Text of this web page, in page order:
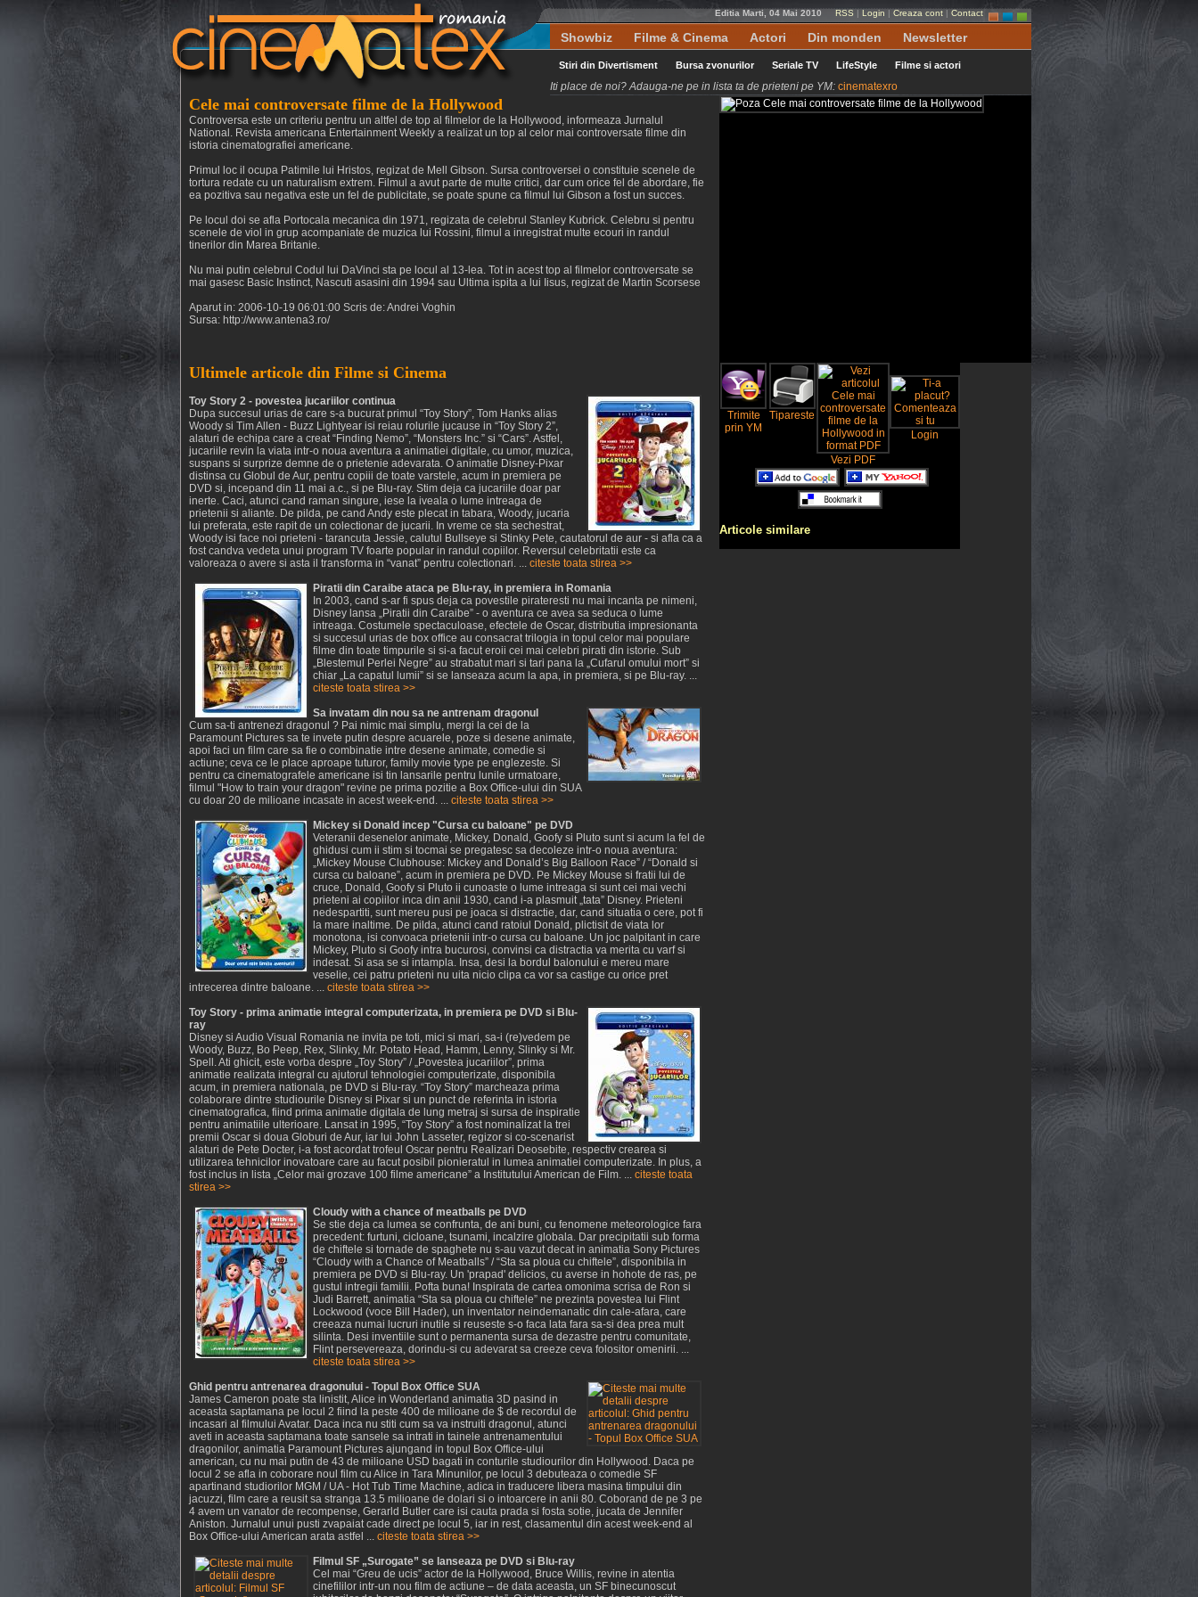
Editia Marti, 04 Mai 2010 RSS | Login | Creaza cont | Contact
Showbiz Filme & Cinema Actori Din monden Newsletter
Stiri din Divertisment Bursa zvonurilor Seriale TV LifeStyle Filme si actori
Iti place de noi? Adauga-ne pe in lista ta de prieteni pe YM: cinematexro
Cele mai controversate filme de la Hollywood
Controversa este un criteriu pentru un altfel de top al filmelor de la Hollywood, informeaza Jurnalul
National. Revista americana Entertainment Weekly a realizat un top al celor mai controversate filme din
istoria cinematografiei americane.
Primul loc il ocupa Patimile lui Hristos, regizat de Mell Gibson. Sursa controversei o constituie scenele de
tortura redate cu un naturalism extrem. Filmul a avut parte de multe critici, dar cum orice fel de abordare, fie
ea pozitiva sau negativa este un fel de publicitate, se poate spune ca filmul lui Gibson a fost un succes.
Pe locul doi se afla Portocala mecanica din 1971, regizata de celebrul Stanley Kubrick. Celebru si pentru
scenele de viol in grup acompaniate de muzica lui Rossini, filmul a inregistrat multe ecouri in randul
tinerilor din Marea Britanie.
Nu mai putin celebrul Codul lui DaVinci sta pe locul al 13-lea. Tot in acest top al filmelor controversate se
mai gasesc Basic Instinct, Nascuti asasini din 1994 sau Ultima ispita a lui Iisus, regizat de Martin Scorsese
Aparut in: 2006-10-19 06:01:00 Scris de: Andrei Voghin
Sursa: http://www.antena3.ro/
Ultimele articole din Filme si Cinema
Toy Story 2 - povestea jucariilor continua
Dupa succesul urias de care s-a bucurat primul “Toy Story”, Tom Hanks alias
Woody si Tim Allen - Buzz Lightyear isi reiau rolurile jucause in “Toy Story 2”,
alaturi de echipa care a creat “Finding Nemo”, “Monsters Inc.” si “Cars”. Astfel,
jucariile revin la viata intr-o noua aventura a animatiei digitale, cu umor, muzica,
suspans si surprize demne de o prietenie adevarata. O animatie Disney-Pixar
distinsa cu Globul de Aur, pentru copiii de toate varstele, acum in premiera pe
DVD si, incepand din 11 mai a.c., si pe Blu-ray. Stim deja ca jucariile doar par
inerte. Caci, atunci cand raman singure, iese la iveala o lume intreaga de
prietenii si aliante. De pilda, pe cand Andy este plecat in tabara, Woody, jucaria
lui preferata, este rapit de un colectionar de jucarii. In vreme ce sta sechestrat,
Woody isi face noi prieteni - tarancuta Jessie, calutul Bullseye si Stinky Pete, cautatorul de aur - si afla ca a
fost candva vedeta unui program TV foarte popular in randul copiilor. Reversul celebritatii este ca
valoreaza o avere si asta il transforma in “vanat” pentru colectionari. ... citeste toata stirea >>
Piratii din Caraibe ataca pe Blu-ray, in premiera in Romania
In 2003, cand s-ar fi spus deja ca povestile pirateresti nu mai incanta pe nimeni,
Disney lansa „Piratii din Caraibe” - o aventura ce avea sa seduca o lume
intreaga. Costumele spectaculoase, efectele de Oscar, distributia impresionanta
si succesul urias de box office au consacrat trilogia in topul celor mai populare
filme din toate timpurile si si-a facut eroii cei mai celebri pirati din istorie. Sub
„Blestemul Perlei Negre” au strabatut mari si tari pana la „Cufarul omului mort” si
chiar „La capatul lumii” si se lanseaza acum la apa, in premiera, si pe Blu-ray. ...
citeste toata stirea >>
Sa invatam din nou sa ne antrenam dragonul
Cum sa-ti antrenezi dragonul ? Pai nimic mai simplu, mergi la cei de la
Paramount Pictures sa te invete putin despre acuarele, poze si desene animate,
apoi faci un film care sa fie o combinatie intre desene animate, comedie si
actiune; ceva ce le place aproape tuturor, family movie type pe englezeste. Si
pentru ca cinematografele americane isi tin lansarile pentru lunile urmatoare,
filmul "How to train your dragon" revine pe prima pozitie a Box Office-ului din SUA
cu doar 20 de milioane incasate in acest week-end. ... citeste toata stirea >>
Mickey si Donald incep "Cursa cu baloane" pe DVD
Veteranii desenelor animate, Mickey, Donald, Goofy si Pluto sunt si acum la fel de
ghidusi cum ii stim si tocmai se pregatesc sa decoleze intr-o noua aventura:
„Mickey Mouse Clubhouse: Mickey and Donald’s Big Balloon Race” / “Donald si
cursa cu baloane”, acum in premiera pe DVD. Pe Mickey Mouse si fratii lui de
cruce, Donald, Goofy si Pluto ii cunoaste o lume intreaga si sunt cei mai vechi
prieteni ai copiilor inca din anii 1930, cand i-a plasmuit „tata” Disney. Prieteni
nedespartiti, sunt mereu pusi pe joaca si distractie, dar, cand situatia o cere, pot fi
la mare inaltime. De pilda, atunci cand ratoiul Donald, plictisit de viata lor
monotona, isi convoaca prietenii intr-o cursa cu baloane. Un joc palpitant in care
Mickey, Pluto si Goofy intra bucurosi, convinsi ca distractia va merita cu varf si
indesat. Si asa se si intampla. Insa, desi la bordul balonului e mereu mare
veselie, cei patru prieteni nu uita nicio clipa ca vor sa castige cu orice pret
intrecerea dintre baloane. ... citeste toata stirea >>
Toy Story - prima animatie integral computerizata, in premiera pe DVD si Blu-
ray
Disney si Audio Visual Romania ne invita pe toti, mici si mari, sa-i (re)vedem pe
Woody, Buzz, Bo Peep, Rex, Slinky, Mr. Potato Head, Hamm, Lenny, Slinky si Mr.
Spell. Ati ghicit, este vorba despre „Toy Story” / „Povestea jucariilor”, prima
animatie realizata integral cu ajutorul tehnologiei computerizate, disponibila
acum, in premiera nationala, pe DVD si Blu-ray. “Toy Story” marcheaza prima
colaborare dintre studiourile Disney si Pixar si un punct de referinta in istoria
cinematografica, fiind prima animatie digitala de lung metraj si sursa de inspiratie
pentru animatiile ulterioare. Lansat in 1995, “Toy Story” a fost nominalizat la trei
premii Oscar si doua Globuri de Aur, iar lui John Lasseter, regizor si co-scenarist
alaturi de Pete Docter, i-a fost acordat trofeul Oscar pentru Realizari Deosebite, respectiv crearea si
utilizarea tehnicilor inovatoare care au facut posibil pionieratul in lumea animatiei computerizate. In plus, a
fost inclus in lista „Celor mai grozave 100 filme americane” a Institutului American de Film. ... citeste toata
stirea >>
Cloudy with a chance of meatballs pe DVD
Se stie deja ca lumea se confrunta, de ani buni, cu fenomene meteorologice fara
precedent: furtuni, cicloane, tsunami, incalzire globala. Dar precipitatii sub forma
de chiftele si tornade de spaghete nu s-au vazut decat in animatia Sony Pictures
“Cloudy with a Chance of Meatballs” / “Sta sa ploua cu chiftele”, disponibila in
premiera pe DVD si Blu-ray. Un 'prapad' delicios, cu averse in hohote de ras, pe
gustul intregii familii. Pofta buna! Inspirata de cartea omonima scrisa de Ron si
Judi Barrett, animatia “Sta sa ploua cu chiftele” ne prezinta povestea lui Flint
Lockwood (voce Bill Hader), un inventator neindemanatic din cale-afara, care
creeaza numai lucruri inutile si reuseste s-o faca lata fara sa-si dea prea mult
silinta. Desi inventiile sunt o permanenta sursa de dezastre pentru comunitate,
Flint persevereaza, dorindu-si cu adevarat sa creeze ceva folositor omenirii. ...
citeste toata stirea >>
Ghid pentru antrenarea dragonului - Topul Box Office SUA
James Cameron poate sta linistit, Alice in Wonderland animatia 3D pasind in
aceasta saptamana pe locul 2 fiind la peste 400 de milioane de $ de recordul de
incasari al filmului Avatar. Daca inca nu stiti cum sa va instruiti dragonul, atunci
aveti in aceasta saptamana toate sansele sa intrati in tainele antrenamentului
dragonilor, animatia Paramount Pictures ajungand in topul Box Office-ului
american, cu nu mai putin de 43 de milioane USD bagati in conturile studiourilor din Hollywood. Daca pe
locul 2 se afla in coborare noul film cu Alice in Tara Minunilor, pe locul 3 debuteaza o comedie SF
apartinand studiorilor MGM / UA - Hot Tub Time Machine, adica in traducere libera masina timpului din
jacuzzi, film care a reusit sa stranga 13.5 milioane de dolari si o intoarcere in anii 80. Coborand de pe 3 pe
4 avem un vanator de recompense, Gerarld Butler care isi cauta prada si fosta sotie, jucata de Jennifer
Aniston. Jurnalul unui pusti zvapaiat cade direct pe locul 5, iar in rest, clasamentul din acest week-end al
Box Office-ului American arata astfel ... citeste toata stirea >>
Filmul SF „Surogate” se lanseaza pe DVD si Blu-ray
Cel mai “Greu de ucis” actor de la Hollywood, Bruce Willis, revine in atentia
cinefililor intr-un nou film de actiune – de data aceasta, un SF binecunoscut
Trimite
prin YM
Tipareste
Vezi PDF
Login
Articole similare